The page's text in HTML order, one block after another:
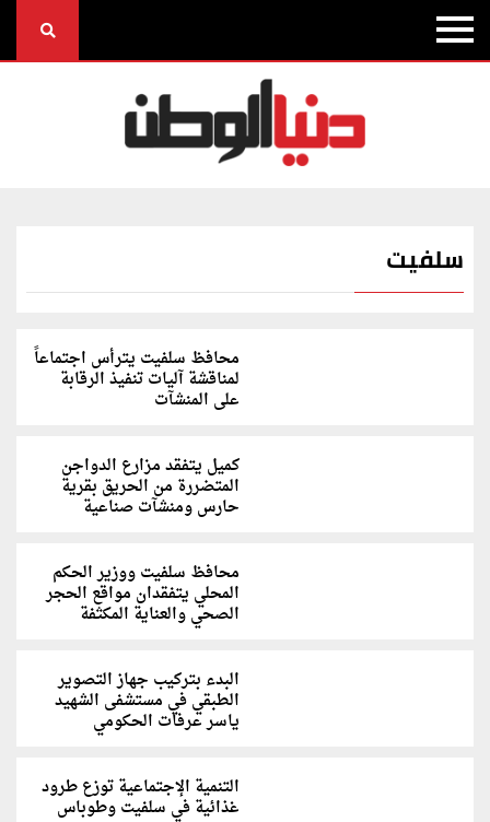
سلفيت
محافظ سلفيت يترأس اجتماعاً
لمناقشة آليات تنفيذ الرقابة
على المنشآت
كميل يتفقد مزارع الدواجن
المتضررة من الحريق بقرية
حارس ومنشآت صناعية
محافظ سلفيت ووزير الحكم
المحلي يتفقدان مواقع الحجر
الصحي والعناية المكثفة
البدء بتركيب جهاز التصوير
الطبقي في مستشفى الشهيد
ياسر عرفات الحكومي
التنمية الإجتماعية توزع طرود
غذائية في سلفيت وطوباس